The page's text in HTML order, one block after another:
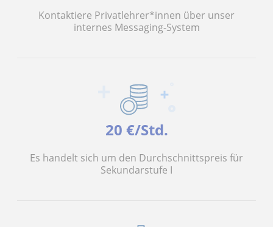
Kontaktiere Privatlehrer*innen über unser
internes Messaging-System
20 €/Std.
Es handelt sich um den Durchschnittspreis für
Sekundarstufe I